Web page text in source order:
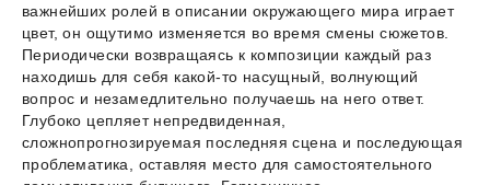
важнейших ролей в описании окружающего мира играет
цвет, он ощутимо изменяется во время смены сюжетов.
Периодически возвращаясь к композиции каждый раз
находишь для себя какой-то насущный, волнующий
вопрос и незамедлительно получаешь на него ответ.
Глубоко цепляет непредвиденная,
сложнопрогнозируемая последняя сцена и последующая
проблематика, оставляя место для самостоятельного